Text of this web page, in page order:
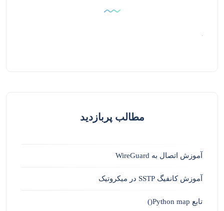
مطالب پربازدید
آموزش اتصال به WireGuard
آموزش کانفیگ SSTP در میکروتیک
تابع Python map()